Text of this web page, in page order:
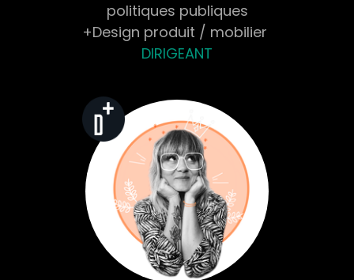
politiques publiques
+Design produit / mobilier
DIRIGEANT